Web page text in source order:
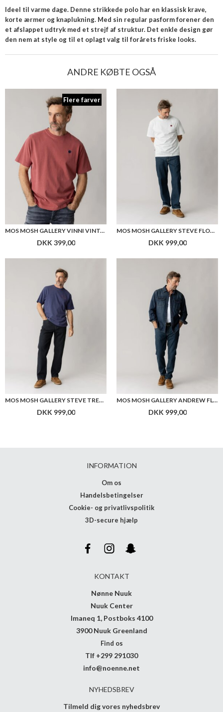
Ideel til varme dage. Denne strikkede polo har en klassisk krave,
korte ærmer og knaplukning. Med sin regular pasform forener den
et afslappet udtryk med et strejf af struktur. Det enkle design gør
den nem at style og til et oplagt valg til forårets friske looks.
ANDRE KØBTE OGSÅ
Flere farver
MOS MOSH GALLERY VINNI VINTAGE O-SS TEE
DKK 399,00
MOS MOSH GALLERY STEVE FLORENCE JEANS
DKK 999,00
MOS MOSH GALLERY STEVE TRENTO JEANS
DKK 999,00
MOS MOSH GALLERY ANDREW FLORENCE JEANS
DKK 999,00
INFORMATION
Om os
Handelsbetingelser
Cookie- og privatlivspolitik
3D-secure hjælp
KONTAKT
Nønne Nuuk
Nuuk Center
Imaneq 1, Postboks 4100
3900 Nuuk Greenland
Find os
Tlf +299 291030
info@noenne.net
NYHEDSBREV
Tilmeld dig vores nyhedsbrev